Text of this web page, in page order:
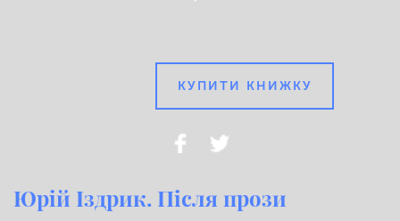
КУПИТИ КНИЖКУ
Юрій Іздрик. Після прози